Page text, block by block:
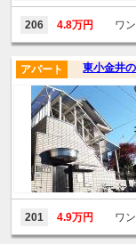
206 4.8万円 ワン
東小金井
アパート
201 4.9万円 ワン